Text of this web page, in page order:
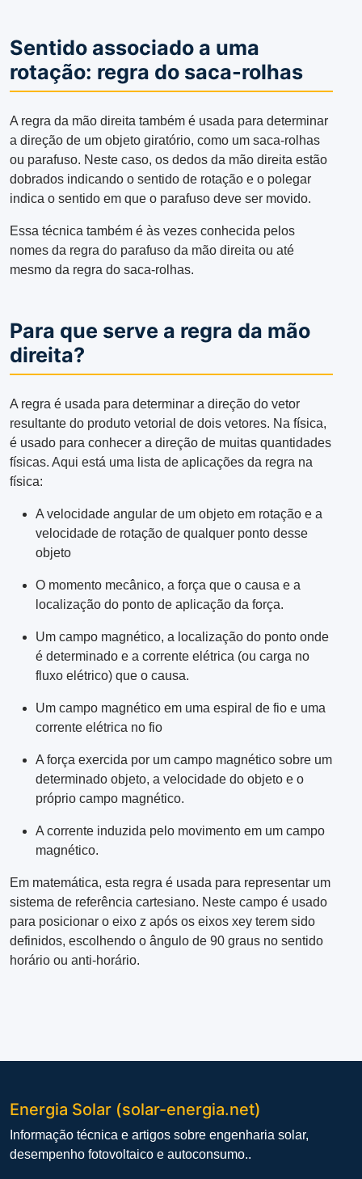
Sentido associado a uma
rotação: regra do saca-rolhas
A regra da mão direita também é usada para determinar
a direção de um objeto giratório, como um saca-rolhas
ou parafuso. Neste caso, os dedos da mão direita estão
dobrados indicando o sentido de rotação e o polegar
indica o sentido em que o parafuso deve ser movido.
Essa técnica também é às vezes conhecida pelos
nomes da regra do parafuso da mão direita ou até
mesmo da regra do saca-rolhas.
Para que serve a regra da mão
direita?
A regra é usada para determinar a direção do vetor
resultante do produto vetorial de dois vetores. Na física,
é usado para conhecer a direção de muitas quantidades
físicas. Aqui está uma lista de aplicações da regra na
física:
A velocidade angular de um objeto em rotação e a
velocidade de rotação de qualquer ponto desse
objeto
O momento mecânico, a força que o causa e a
localização do ponto de aplicação da força.
Um campo magnético, a localização do ponto onde
é determinado e a corrente elétrica (ou carga no
fluxo elétrico) que o causa.
Um campo magnético em uma espiral de fio e uma
corrente elétrica no fio
A força exercida por um campo magnético sobre um
determinado objeto, a velocidade do objeto e o
próprio campo magnético.
A corrente induzida pelo movimento em um campo
magnético.
Em matemática, esta regra é usada para representar um
sistema de referência cartesiano. Neste campo é usado
para posicionar o eixo z após os eixos xey terem sido
definidos, escolhendo o ângulo de 90 graus no sentido
horário ou anti-horário.
Energia Solar (solar-energia.net)
Informação técnica e artigos sobre engenharia solar,
desempenho fotovoltaico e autoconsumo..